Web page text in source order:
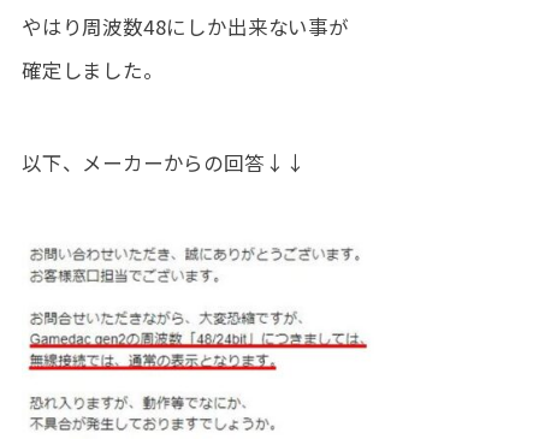
やはり周波数48にしか出来ない事が
確定しました。
以下、メーカーからの回答↓↓